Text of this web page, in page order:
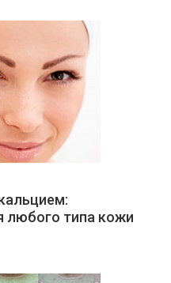
любого типа кожи